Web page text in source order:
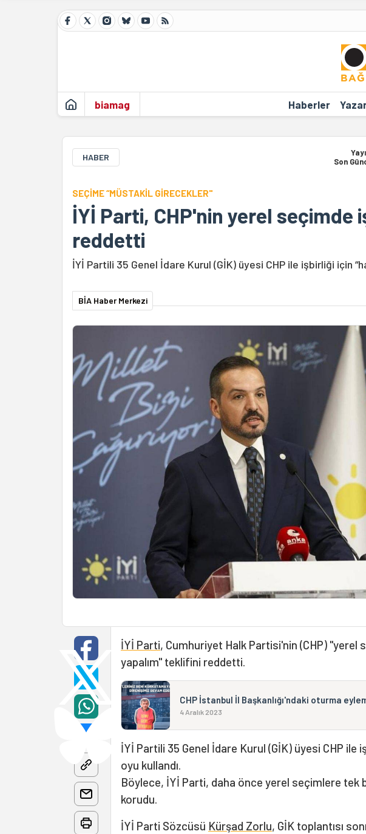
biamag Haberler
HABER
Son
SEÇİME “MÜSTAKİL GİRECEKLER"
İYİ Parti, CHP'nin yerel seçimde
reddetti
İYİ Partili 35 Genel İdare Kurul (GİK) üyesi CHP ile işbirliği için
BİA Haber Merkezi
İYİ Parti, Cumhuriyet Halk Partisi'nin (CHP)
yapalım" teklifini reddetti.
CHP İstanbul İl Başkanlığı'ndaki oturma
4 Aralık 2023
İYİ Partili 35 Genel İdare Kurul (GİK) üyesi CHP ile
oyu kullandı.
Böylece, İYİ Parti, daha önce yerel seçimlere tek
korudu.
İYİ Parti Sözcüsü Kürşad Zorlu, GİK toplantısı